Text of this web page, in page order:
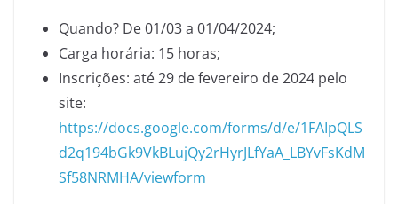
Quando? De 01/03 a 01/04/2024;
Carga horária: 15 horas;
Inscrições: até 29 de fevereiro de 2024 pelo
site:
https://docs.google.com/forms/d/e/1FAIpQLS
d2q194bGk9VkBLujQy2rHyrJLfYaA_LBYvFsKdM
Sf58NRMHA/viewform